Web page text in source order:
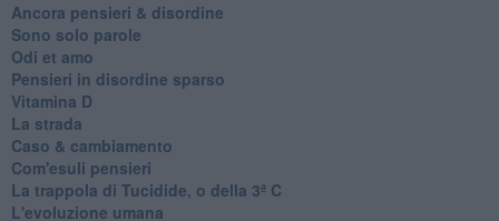
Ancora pensieri & disordine
Sono solo parole
Odi et amo
Pensieri in disordine sparso
Vitamina D
La strada
Caso & cambiamento
Com'esuli pensieri
La trappola di Tucidide, o della 3ª C
L'evoluzione umana